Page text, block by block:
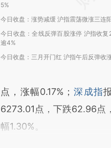
5%
今日收盘：涨势减缓 沪指震荡微涨三连
今日收盘：全线反弹百股涨停 沪指收
逾4%
今日收盘：三月开门红 沪指午后反弹收
点，涨幅0.17%； 深成指
6273.01点，下跌62.96点
幅1.30%。